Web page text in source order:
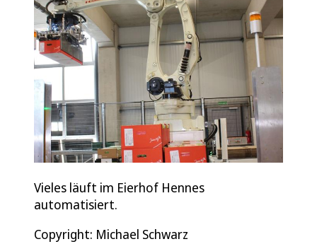
Vieles läuft im Eierhof Hennes
automatisiert.
Copyright: Michael Schwarz